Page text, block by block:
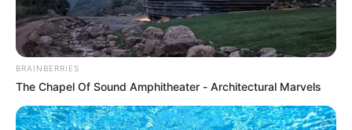
Las calles de El Tarra, militarizadas, estuvieron llenas de
gente esperando la visita del mandatario que catalogaron
como“histórica”.
“Nunca antes había llegado un presidente a El Tarra.
muy emotivo” , aseguró Alicia, una de las habitantes.
BRAINBERRIES
The Chapel Of Sound Amphitheater - Architectural Marvels